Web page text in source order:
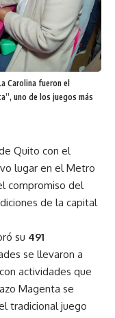
Carolina fueron el
uno de los juegos más
Quito con el
lugar en el Metro
compromiso del
de la capital
su 491
se llevaron a
actividades que
Magenta se
tradicional juego